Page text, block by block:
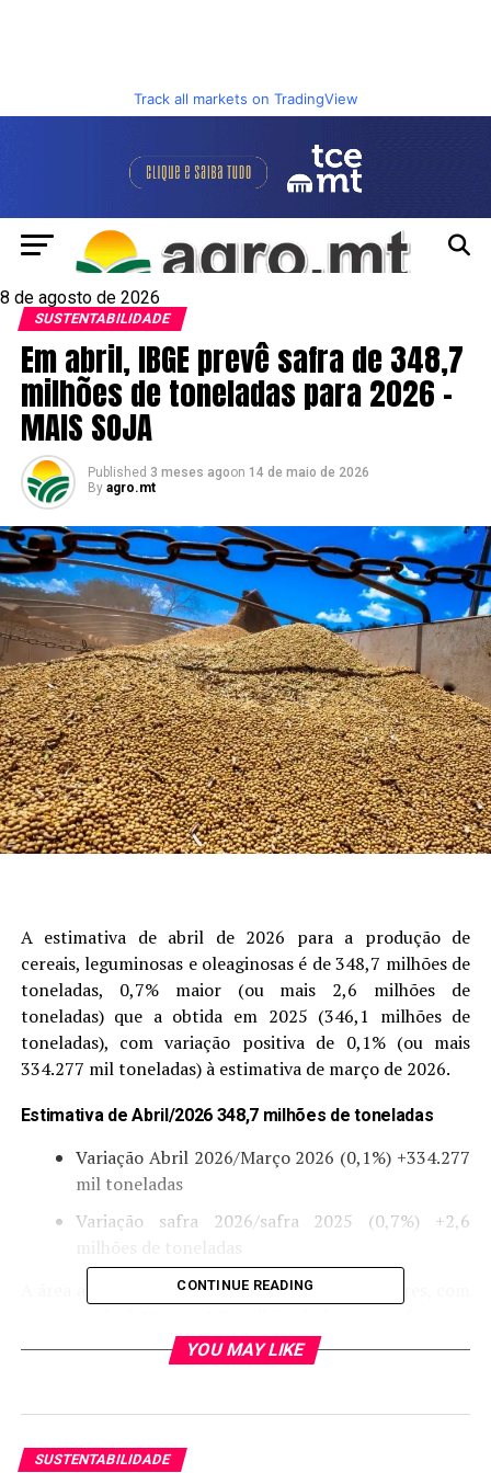
Track all markets on TradingView
8 de agosto de 2026
SUSTENTABILIDADE
Em abril, IBGE prevê safra de 348,7
milhões de toneladas para 2026 –
MAIS SOJA
Published 3 meses agoon 14 de maio de 2026
By agro.mt
A estimativa de abril de 2026 para a produção de
cereais, leguminosas e oleaginosas é de 348,7 milhões de
toneladas, 0,7% maior (ou mais 2,6 milhões de
toneladas) que a obtida em 2025 (346,1 milhões de
toneladas), com variação positiva de 0,1% (ou mais
334.277 mil toneladas) à estimativa de março de 2026.
Estimativa de Abril/2026 348,7 milhões de toneladas
Variação Abril 2026/Março 2026 (0,1%) +334.277
mil toneladas
Variação safra 2026/safra 2025 (0,7%) +2,6
A área a ser colhida foi de 83,3 milhões de hectares, com
2025. Frente à estimativa de março, a área a ser colhida
teve variação positiva de 0,2% (aumento 128 572
O arroz, o milho e a soja são os três principais produtos
CONTINUE READING
YOU MAY LIKE
SUSTENTABILIDADE